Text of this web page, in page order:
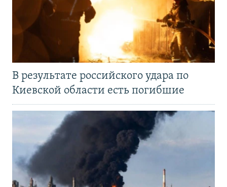
В результате российского удара по
Киевской области есть погибшие